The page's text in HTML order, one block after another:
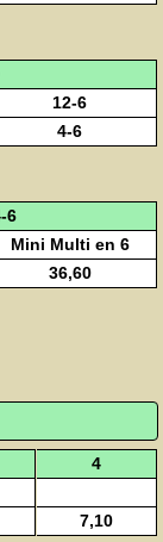
12-6
4-6
6
Mini Multi en 6
36,60
4
7,10